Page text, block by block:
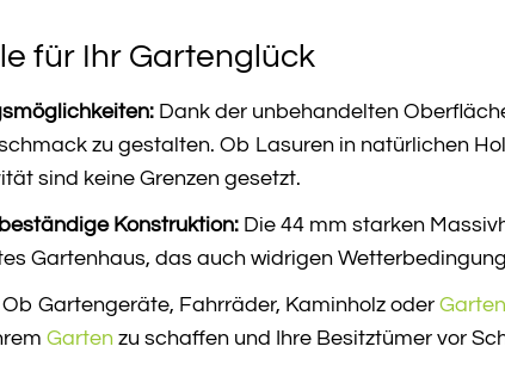
für Ihr Gartenglück
Dank der unbehandelten
zu gestalten. Ob Lasuren in natürlichen
sind keine Grenzen gesetzt.
Konstruktion: Die 44 mm starken
Gartenhaus, das auch widrigen
Ob Gartengeräte, Fahrräder, Kaminholz oder
Garten zu schaffen und Ihre Besitztümer vor